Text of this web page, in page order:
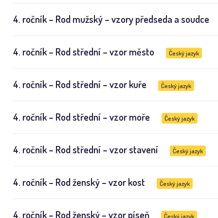
4. ročník – Rod mužský – vzory předseda a soudce
4. ročník – Rod střední – vzor město Český jazyk
4. ročník – Rod střední – vzor kuře Český jazyk
4. ročník – Rod střední – vzor moře Český jazyk
4. ročník – Rod střední – vzor stavení Český jazyk
4. ročník – Rod ženský – vzor kost Český jazyk
4. ročník – Rod ženský – vzor píseň Český jazyk